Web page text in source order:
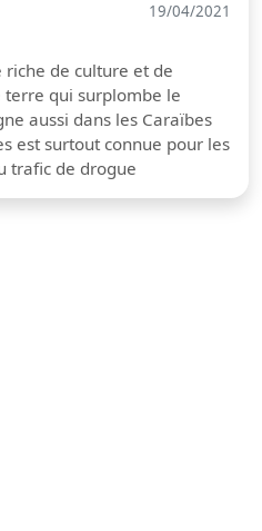
19/04/2021
de culture et de
qui surplombe le
aussi dans les Caraïbes
est surtout connue pour les
trafic de drogue